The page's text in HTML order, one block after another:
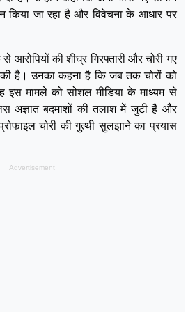
किया जा रहा है और विवेचना के आधार पर
आरोपियों की शीघ्र गिरफ्तारी और चोरी गए
की है। उनका कहना है कि जब तक चोरों को
इस मामले को सोशल मीडिया के माध्यम से
अज्ञात बदमाशों की तलाश में जुटी है और
चोरी की गुत्थी सुलझाने का प्रयास
Advertisement